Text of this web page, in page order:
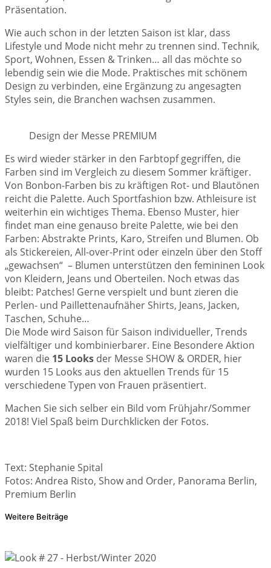
Präsentation.
Wie auch schon in der letzten Saison ist klar, dass
Lifestyle und Mode nicht mehr zu trennen sind. Technik,
Sport, Wohnen, Essen & Trinken… all das möchte so
lebendig sein wie die Mode. Praktisches mit schönem
Design zu verbinden, eine Ergänzung zu angesagten
Styles sein, die Branchen wachsen zusammen.
Design der Messe PREMIUM
Es wird wieder stärker in den Farbtopf gegriffen, die
Farben sind im Vergleich zu diesem Sommer kräftiger.
Von Bonbon-Farben bis zu kräftigen Rot- und Blautönen
reicht die Palette. Auch Sportfashion bzw. Athleisure ist
weiterhin ein wichtiges Thema. Ebenso Muster, hier
findet man eine genauso breite Palette, wie bei den
Farben: Abstrakte Prints, Karo, Streifen und Blumen. Ob
als Stickereien, All-over-Print oder einzeln über den Stoff
„gewachsen“ – Blumen unterstützen den femininen Look
von Kleidern, Jeans und Oberteilen. Noch etwas das
bleibt: Patches! Gerne verspielt und bunt zieren die
Perlen- und Paillettenaufnäher Shirts, Jeans, Jacken,
Taschen, Schuhe…
Die Mode wird Saison für Saison individueller, Trends
vielfältiger und kombinierbarer. Eine Besondere Aktion
waren die 15 Looks der Messe SHOW & ORDER, hier
wurden 15 Looks aus den aktuellen Trends für 15
verschiedene Typen von Frauen präsentiert.
Machen Sie sich selber ein Bild vom Frühjahr/Sommer
2018! Viel Spaß beim Durchklicken der Fotos.
Text: Stephanie Spital
Fotos: Andrea Risto, Show and Order, Panorama Berlin,
Premium Berlin
Weitere Beiträge